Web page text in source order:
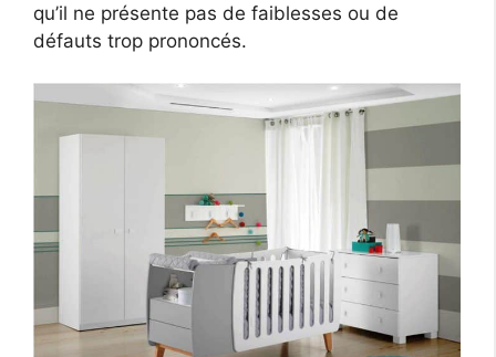
qu’il ne présente pas de faiblesses ou de
défauts trop prononcés.